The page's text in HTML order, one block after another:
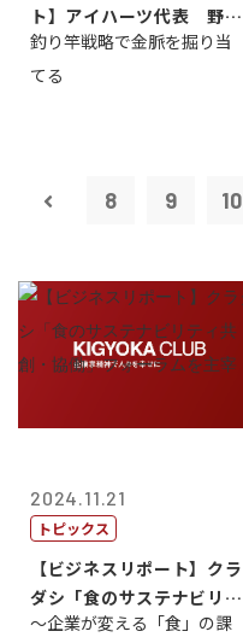
ト】アイハーツ代表 野田
憲史
釣り竿戦略で金脈を掘り当
てる
8 9 10
2024.11.21
トピックス
【ビジネスリポート】クラ
ダシ「食のサステナビリテ
ィ共創・協働...
～企業が変える「食」の課